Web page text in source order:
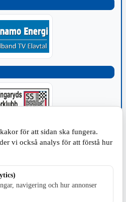
för att sidan ska fungera.
vi också analys för att förstå hur
navigering och hur annonser